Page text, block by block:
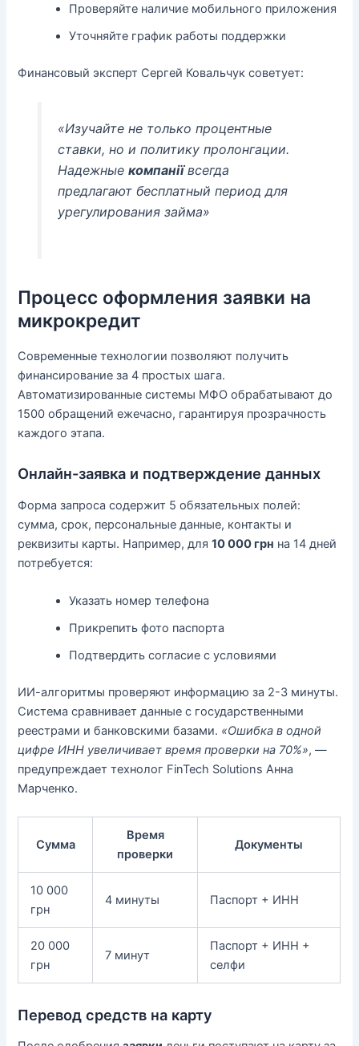
Проверяйте наличие мобильного приложения
Уточняйте график работы поддержки
Финансовый эксперт Сергей Ковальчук советует:
«Изучайте не только процентные
ставки, но и политику пролонгации.
Надежные компаніївсегда
предлагают бесплатный период для
урегулирования займа»
Процесс оформления заявки на
микрокредит
Современные технологии позволяют получить
финансирование за 4 простых шага.
Автоматизированные системы МФО обрабатывают до
1500 обращений ежечасно, гарантируя прозрачность
каждого этапа.
Онлайн-заявка и подтверждение данных
Форма запроса содержит 5 обязательных полей:
сумма, срок, персональные данные, контакты и
реквизиты карты. Например, для10 000 грн на 14 дней
потребуется:
Указать номер телефона
Прикрепить фото паспорта
Подтвердить согласие с условиями
ИИ-алгоритмы проверяют информацию за 2-3 минуты.
Система сравнивает данные с государственными
реестрами и банковскими базами. «Ошибка в одной
цифре ИНН увеличивает время проверки на 70%», —
предупреждает технолог FinTech Solutions Анна
Марченко.
Сумма
Время
проверки
Документы
10 000
грн
4 минуты Паспорт + ИНН
20 000
грн
7 минут
Паспорт + ИНН +
селфи
Перевод средств на карту